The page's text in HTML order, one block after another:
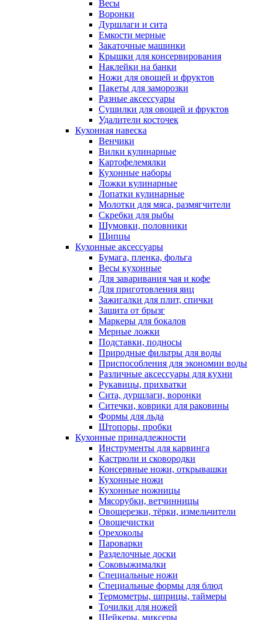
Весы
Воронки
Дуршлаги и сита
Емкости мерные
Закаточные машинки
Крышки для консервирования
Наклейки на банки
Ножи для овощей и фруктов
Пакеты для заморозки
Разные аксессуары
Сушилки для овощей и фруктов
Удалители косточек
Кухонная навеска
Венчики
Вилки кулинарные
Картофелемялки
Кухонные наборы
Ложки кулинарные
Лопатки кулинарные
Молотки для мяса, размягчители
Скребки для рыбы
Шумовки, половники
Щипцы
Кухонные аксессуары
Бумага, пленка, фольга
Весы кухонные
Для заваривания чая и кофе
Для приготовления яиц
Зажигалки для плит, спички
Защита от брызг
Маркеры для бокалов
Мерные ложки
Подставки, подносы
Природные фильтры для воды
Приспособления для экономии воды
Различные аксессуары для кухни
Рукавицы, прихватки
Сита, дуршлаги, воронки
Ситечки, коврики для раковины
Формы для льда
Штопоры, пробки
Кухонные принадлежности
Инструменты для карвинга
Кастрюли и сковородки
Консервные ножи, открывашки
Кухонные ножи
Кухонные ножницы
Мясорубки, ветчинницы
Овощерезки, тёрки, измельчители
Овощечистки
Орехоколы
Пароварки
Разделочные доски
Соковыжималки
Специальные ножи
Специальные формы для блюд
Термометры, шприцы, таймеры
Точилки для ножей
Шейкеры, миксеры